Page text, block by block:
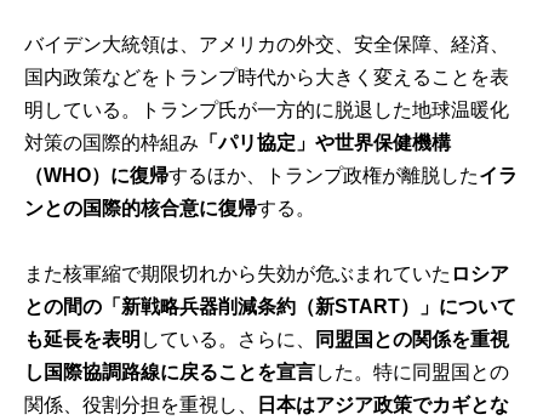
バイデン大統領は、アメリカの外交、安全保障、経済、
国内政策などをトランプ時代から大きく変えることを表
明している。トランプ氏が一方的に脱退した地球温暖化
対策の国際的枠組み 「パリ協定」や世界保健機構
（WHO）に復帰するほか、トランプ政権が離脱したイラ
ンとの国際的核合意に復帰する。
また核軍縮で期限切れから失効が危ぶまれていた ロシア
との間の「新戦略兵器削減条約（新START）」について
も延長を表明 している。さらに、
同盟国との関係を重視
し国際協調路線に戻ることを宣言した。特に同盟国との
関係、役割分担を重視し、
日本はアジア政策でカギとな